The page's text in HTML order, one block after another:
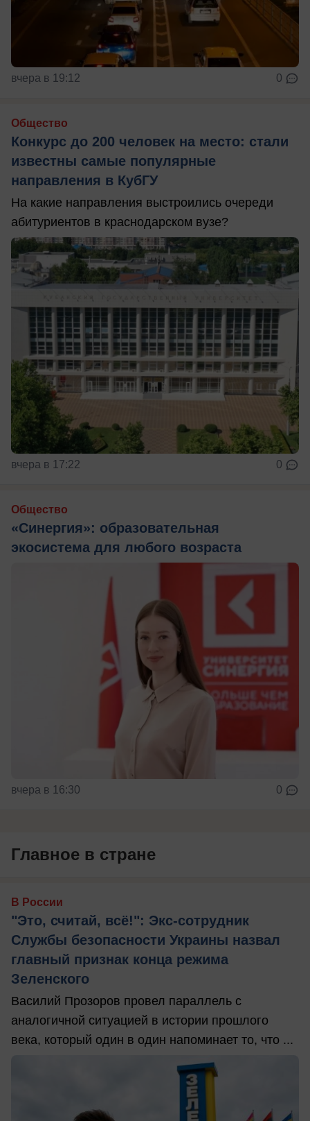
вчера в 19:12 0
Общество
Конкурс до 200 человек на место: стали
известны самые популярные
направления в КубГУ
На какие направления выстроились очереди
абитуриентов в краснодарском вузе?
вчера в 17:22 0
Общество
«Синергия»: образовательная
экосистема для любого возраста
вчера в 16:30 0
Главное в стране
В России
"Это, считай, всё!": Экс-сотрудник
Службы безопасности Украины назвал
главный признак конца режима
Зеленского
Василий Прозоров провел параллель с
аналогичной ситуацией в истории прошлого
века, который один в один напоминает то, что ...